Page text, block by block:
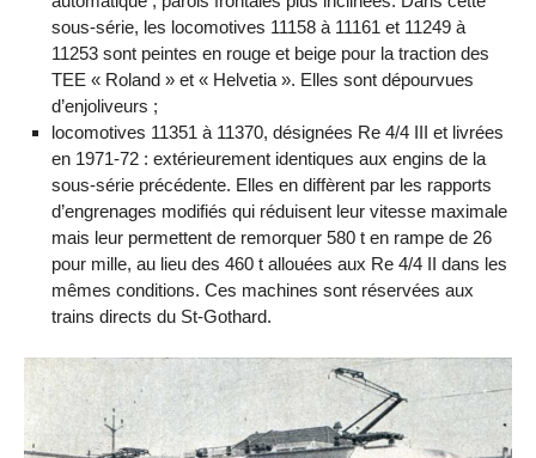
sous-série, les locomotives 11158 à 11161 et 11249 à
11253 sont peintes en rouge et beige pour la traction des
TEE « Roland » et « Helvetia ». Elles sont dépourvues
d’enjoliveurs ;
locomotives 11351 à 11370, désignées Re 4/4 III et livrées
en 1971-72 : extérieurement identiques aux engins de la
sous-série précédente. Elles en diffèrent par les rapports
d’engrenages modifiés qui réduisent leur vitesse maximale
mais leur permettent de remorquer 580 t en rampe de 26
pour mille, au lieu des 460 t allouées aux Re 4/4 II dans les
mêmes conditions. Ces machines sont réservées aux
trains directs du St-Gothard.